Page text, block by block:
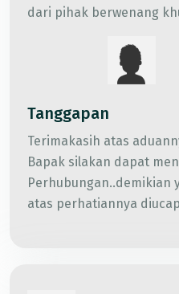
dari pihak berwenang
Tanggapan
Terimakasih atas
Bapak silakan dapat
Perhubungan..demikian
atas perhatiannya